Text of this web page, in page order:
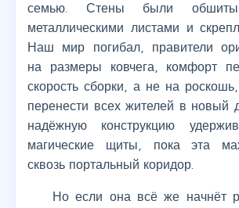
семью. Стены были обшиты
металлическими листами и
Наш мир погибал, правители
на размеры ковчега, комфорт
скорость сборки, а не на
перенести всех жителей в
надёжную конструкцию
магические щиты, пока эта
сквозь портальный коридор.
Но если она всё же начнёт